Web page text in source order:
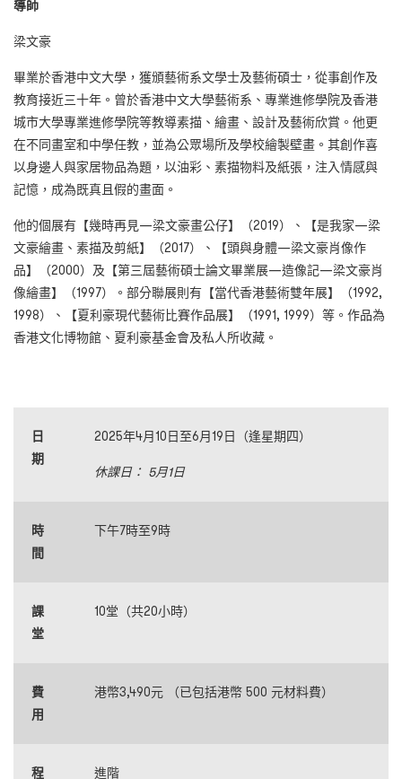
導師
梁文豪
畢業於香港中文大學，獲頒藝術系文學士及藝術碩士，從事創作及
教育接近三十年。曾於香港中文大學藝術系、專業進修學院及香港
城市大學專業進修學院等教導素描、繪畫、設計及藝術欣賞。他更
在不同畫室和中學任教，並為公眾場所及學校繪製壁畫。其創作喜
以身邊人與家居物品為題，以油彩、素描物料及紙張，注入情感與
記憶，成為既真且假的畫面。
他的個展有【幾時再見—梁文豪畫公仔】（2019）、【是我家—梁
文豪繪畫、素描及剪紙】（2017）、【頭與身體—梁文豪肖像作
品】（2000）及【第三屆藝術碩士論文畢業展—造像記—梁文豪肖
像繪畫】（1997）。部分聯展則有【當代香港藝術雙年展】（1992,
1998）、【夏利豪現代藝術比賽作品展】（1991, 1999）等。作品為
香港文化博物館、夏利豪基金會及私人所收藏。
日
期
2025年4月10日至6月19日（逢星期四）
休課日： 5月1日
時
間
下午7時至9時
課
堂
10堂（共20小時）
費
用
港幣3,490元 （已包括港幣 500 元材料費）
程 進階